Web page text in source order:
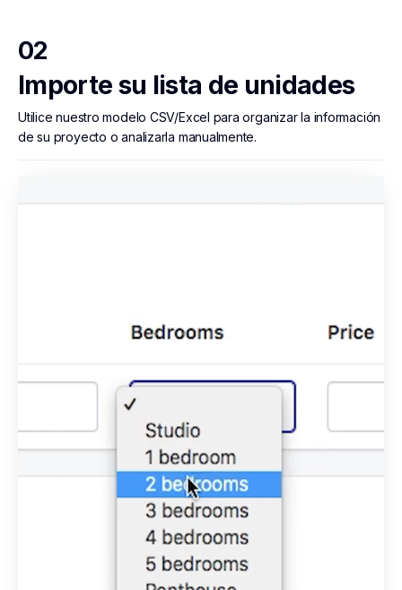
02
Importe su lista de unidades
Utilice nuestro modelo CSV/Excel para organizar la información
de su proyecto o analizarla manualmente.